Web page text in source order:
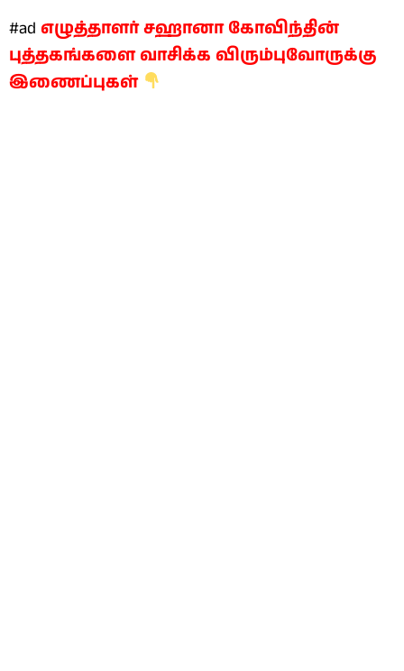
#ad எழுத்தாளர் சஹானா கோவிந்தின்
புத்தகங்களை வாசிக்க விரும்புவோருக்கு
இணைப்புகள்